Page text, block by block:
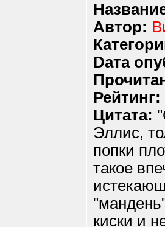
Автор:
Dата
Рейтинг:
Цитата:
Эллис,
попки
такое
киски и